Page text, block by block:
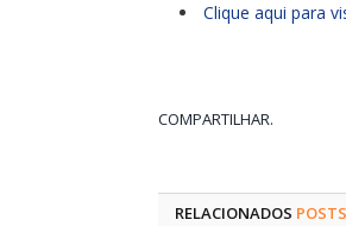
Clique aqui para
COMPARTILHAR.
RELACIONADOS POSTS